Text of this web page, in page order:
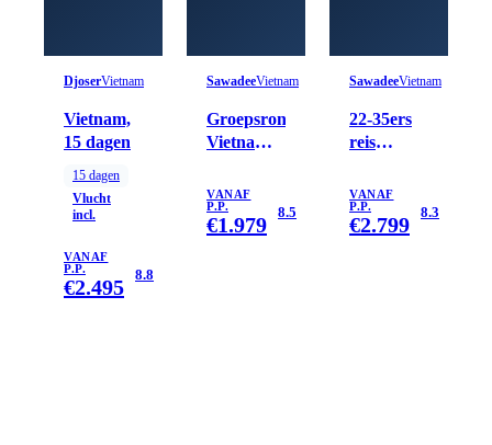
DjoserVietnam
Vietnam,
15 dagen
15 dagen
Vlucht
incl.
VANAF
P.P.
€2.495 8.8
SawadeeVietnam
Groepsrondreis
Vietnam
VANAF
P.P.
€1.979 8.5
SawadeeVietnam
22-35ers
reis
VANAF
P.P.
€2.799 8.3